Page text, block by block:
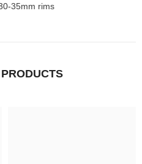
35mm rims